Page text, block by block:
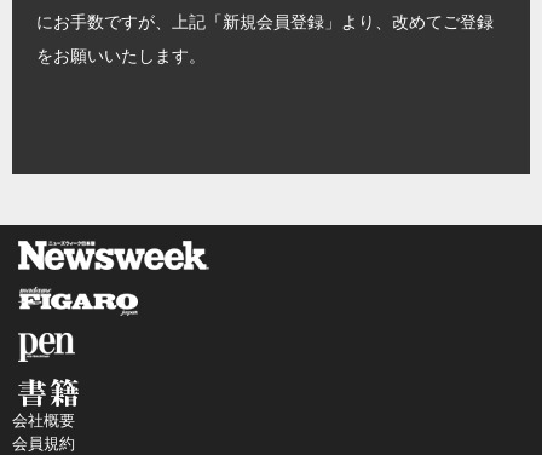
にお手数ですが、上記「新規会員登録」より、改めてご登録
をお願いいたします。
会社概要
会員規約